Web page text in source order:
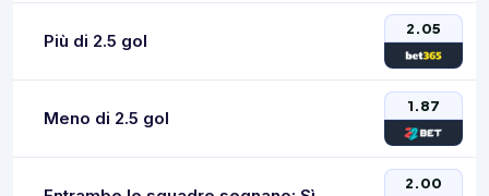
Più di 2.5 gol
2.05
Meno di 2.5 gol
1.87
2.00